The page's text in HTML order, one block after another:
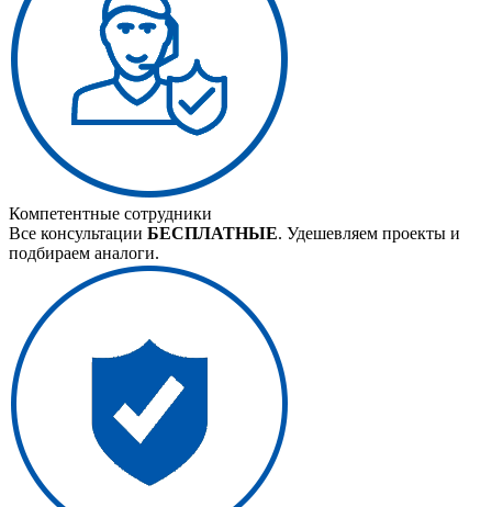
Компетентные сотрудники
Все консультации БЕСПЛАТНЫЕ. Удешевляем проекты и
подбираем аналоги.